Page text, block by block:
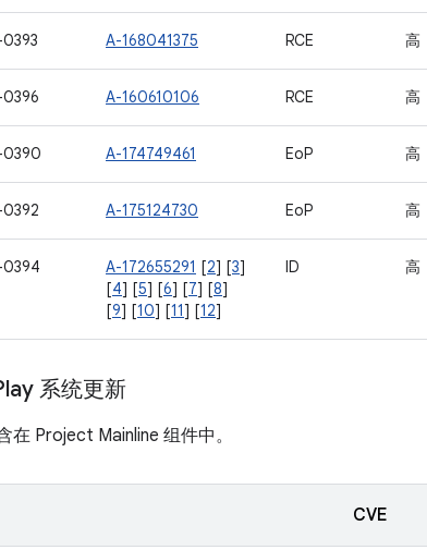
A-168041375 RCE 高
A-160610106 RCE 高
0390 A-174749461 EoP 高
A-175124730 EoP 高
0394 A-172655291 [2] [3]
[4] [5] [6] [7] [8]
[9] [10] [11] [12]
ID 高
系统更新
在 Project Mainline 组件中。
CVE